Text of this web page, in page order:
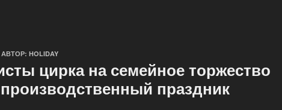
АВТОР: HOLIDAY
цирка на семейное торжество
праздник